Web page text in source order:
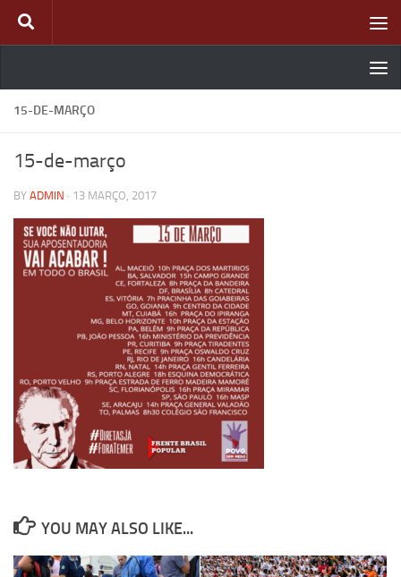
Skip to content
15-DE-MARÇO
15-de-março
BY ADMIN · 13 MARÇO, 2017
YOU MAY ALSO LIKE...